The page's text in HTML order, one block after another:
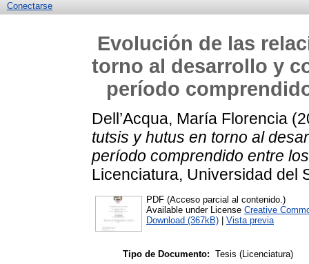
Conectarse
Evolución de las
torno al desarrollo y
período
Dell’Acqua, María Florencia
tutsis y hutus en torno al
período comprendido entre
Licenciatura, Universidad del
PDF (Acceso parcial al contenido.)
Available under License Creative
Download (367kB)
Vista previa
Tipo de Documento: Tesis (Licenciatura)